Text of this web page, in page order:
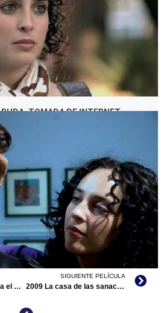
TOMADA DE INTERNET
2009 La brújula la lleva el muerto
SIGUIENTE PELÍCULA
2009 La casa de las sanaciones